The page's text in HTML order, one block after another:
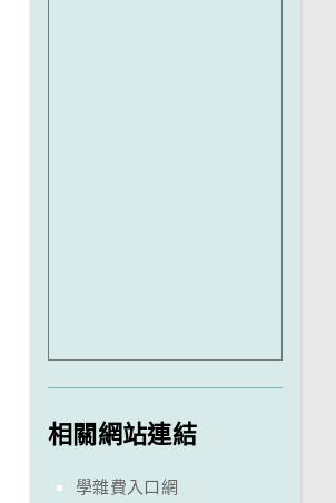
相關網站連結
學雜費入口網